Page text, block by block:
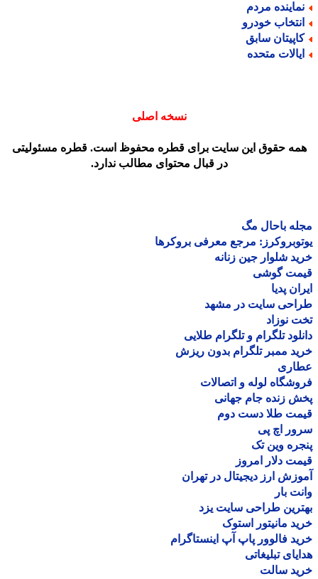
مردم
خودرو
سابق
متحده
نسخه اصلی
حقوق این سایت برای قطره محفوظ است. قطره مسئولیتی
در قبال محتوای مطالب ندارد.
باحال مگ
مرجع معرفی بروکرها
شلوار جین زنانه
گوشی
پدیا
سایت در مشهد
نوزاد
تلگرام و تلگرام طلایی
ممبر تلگرام بدون ریزش
لوله و اتصالات
زنده جام جهانی
طلا دست دوم
اچ پی
وین تک
دلار امروز
ارز دیجیتال در تهران
بار
طراحی سایت یزد
مانیتور استوک
فالوور پاپ آپ اینستاگرام
تبلیغاتی
سالت